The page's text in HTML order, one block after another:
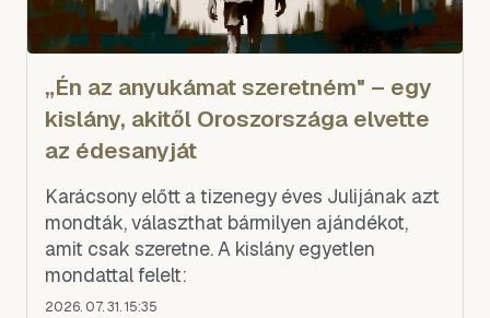
„Én az anyukámat szeretném" – egy
kislány, akitől Oroszországa elvette
az édesanyját
Karácsony előtt a tizenegy éves Julijának azt
mondták, választhat bármilyen ajándékot,
amit csak szeretne. A kislány egyetlen
mondattal felelt:
2026. 07. 31. 15:35